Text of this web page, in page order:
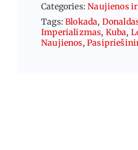
Categories:Naujienos
Tags:Blokada,
Imperializmas, Kuba,
Naujienos,